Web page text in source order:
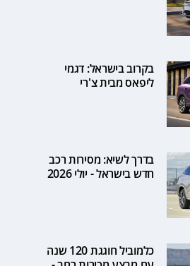
בקרוב בישראל: דגמי
ליפאס מבית צ'רי
בדרך לשיא: מסירות רכב
חדש בישראל - יולי 2026
כלמוביל חוגגת 120 שנה